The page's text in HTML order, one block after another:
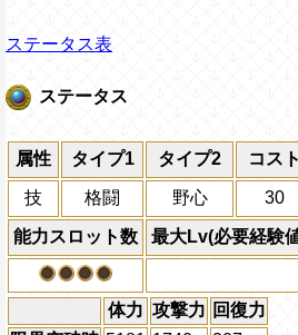
ステータス表
ステータス
属性 タイプ1 タイプ2 コスト
技 格闘 野心 30
能力スロット数 最大Lv(必要経験
体力 攻撃力 回復力